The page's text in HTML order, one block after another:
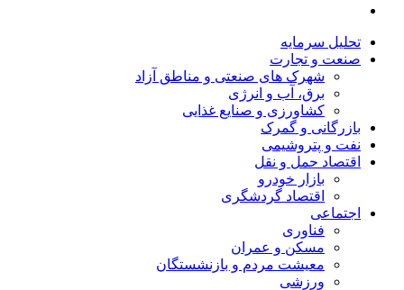
تحلیل‌ سرمایه
صنعت و تجارت
شهرک های صنعتی و مناطق آزاد
برق، آب و انرژی
کشاورزی و صنایع غذایی
بازرگانی و گمرک
نفت و پتروشیمی
اقتصاد حمل و نقل
بازار خودرو
اقتصاد گردشگری
اجتماعی
فناوری
مسکن و عمران
معیشت مردم و بازنشستگان
ورزشی